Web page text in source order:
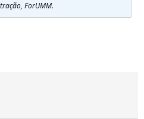
ForUMM.